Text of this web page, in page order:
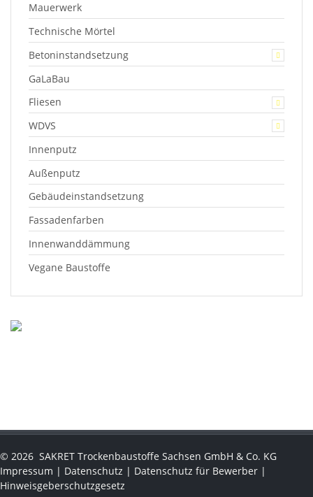
Mauerwerk
Technische Mörtel
Betoninstandsetzung
GaLaBau
Fliesen
WDVS
Innenputz
Außenputz
Gebäudeinstandsetzung
Fassadenfarben
Innenwanddämmung
Vegane Baustoffe
© 2026 SAKRET Trockenbaustoffe Sachsen GmbH & Co. KG
Impressum | Datenschutz | Datenschutz für Bewerber |
Hinweisgeberschutzgesetz